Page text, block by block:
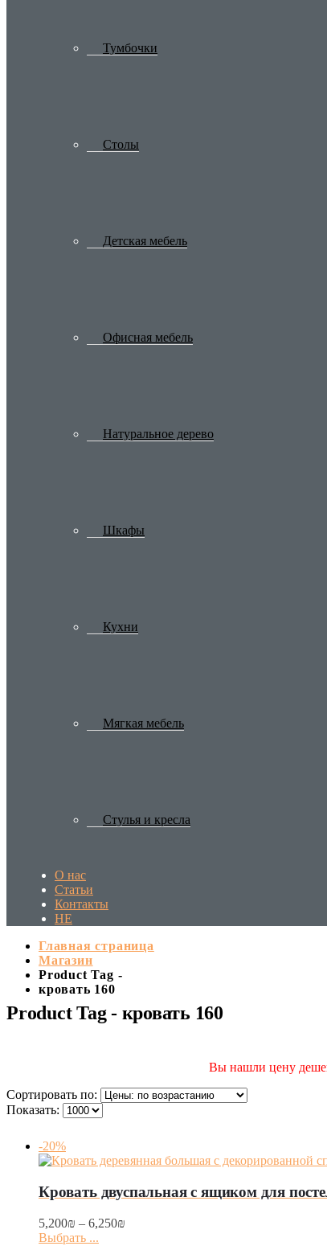
Тумбочки
Столы
Детская мебель
Офисная мебель
Натуральное дерево
Шкафы
Кухни
Мягкая мебель
Стулья и кресла
О нас
Статьи
Контакты
HE
Главная страница
Магазин
Product Tag -
кровать 160
Product Tag - кровать 160
Вы нашли цену
Сортировать по:
Показать:
-20%
Кровать двуспальная с ящиком для
5,200₪ – 6,250₪
Выбрать ...